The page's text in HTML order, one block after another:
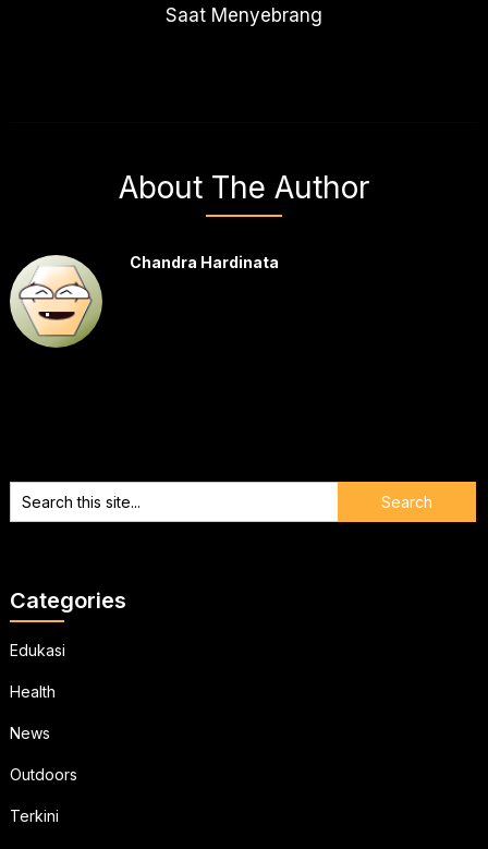
Saat Menyebrang
About The Author
Chandra Hardinata
Categories
Edukasi
Health
News
Outdoors
Terkini